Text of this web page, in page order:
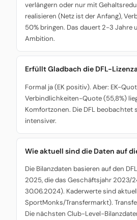
verlängern oder nur mit
realisieren (Netz ist der Anfang),
50% bringen. Das dauert 2-3
Ambition.
Erfüllt Gladbach die DFL-
Formal ja (EK positiv). Aber: EK-
Verbindlichkeiten-Quote (55,8%)
Komfortzonen. Die DFL beobachtet
intensiver.
Wie aktuell sind die Daten auf
Die Bilanzdaten basieren auf den
2025, die das Geschäftsjahr 2023/
30.06.2024). Kaderwerte sind
SportMonks/Transfermarkt).
Die nächsten Club-Level-